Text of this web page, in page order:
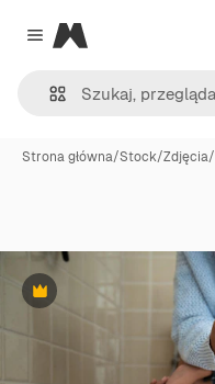
Close menu
Magnific
Strona główna/Stock/Zdjęcia/
Premium